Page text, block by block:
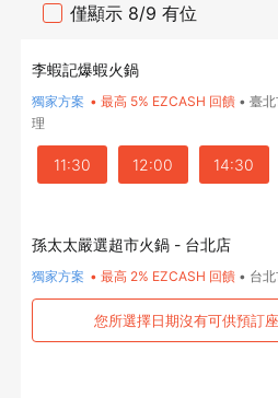
僅顯示 8/9 有位
李蝦記爆蝦火鍋
獨家方案 •最高 5% EZCASH 回饋 •臺
理
11:30 12:00 14:30
孫太太嚴選超市火鍋 - 台北店
獨家方案 •最高 2% EZCASH 回饋 • 台
您所選擇日期沒有可供預訂